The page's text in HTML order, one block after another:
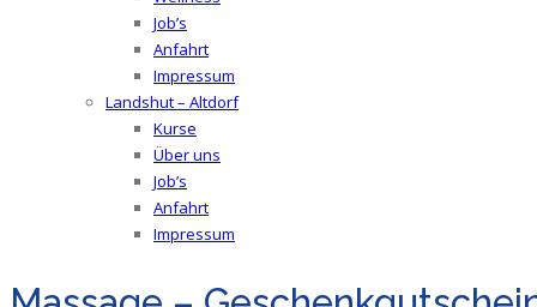
Job’s
Anfahrt
Impressum
Landshut – Altdorf
Kurse
Über uns
Job’s
Anfahrt
Impressum